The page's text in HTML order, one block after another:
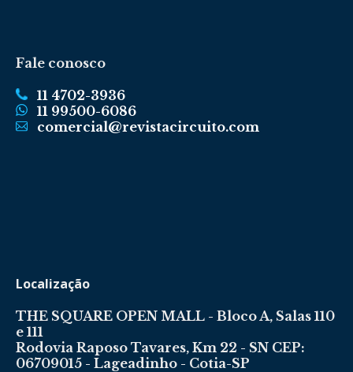
Fale conosco
11 4702-3936
11 99500-6086
comercial@revistacircuito.com
Localização
THE SQUARE OPEN MALL - Bloco A, Salas 110
e 111
Rodovia Raposo Tavares, Km 22 - SN CEP:
06709015 - Lageadinho - Cotia-SP